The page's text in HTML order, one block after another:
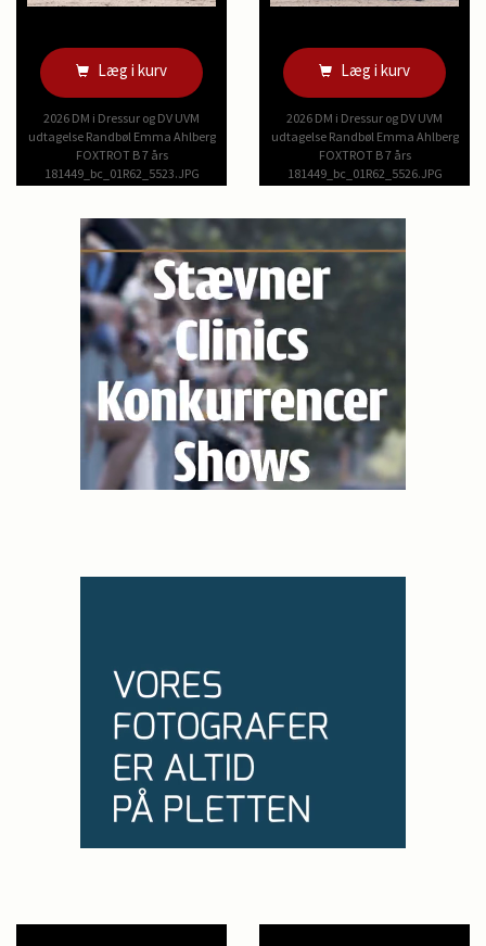
Læg i kurv
2026 DM i Dressur og DV UVM
udtagelse Randbøl Emma Ahlberg
FOXTROT B 7 års
181449_bc_01R62_5523.JPG
Læg i kurv
2026 DM i Dressur og DV UVM
udtagelse Randbøl Emma Ahlberg
FOXTROT B 7 års
181449_bc_01R62_5526.JPG